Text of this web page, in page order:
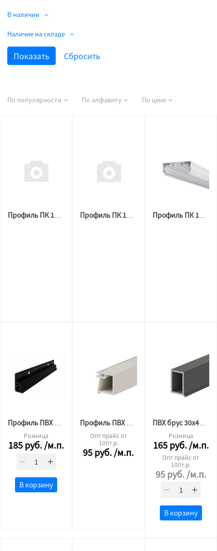
В наличии
Наличие на складе
По популярности По алфавиту По цене
Профиль ПК 14 гардина 2х рядная (3,2 м) ПВХ
Розница
185руб./м.п.
В корзину
Опт прайс от
100т.р.
95руб./м.п.
ПВХ брус 30х45 (палка 2м)
Розница
165руб./м.п.
Опт прайс от
100т.р.
95руб./м.п.
В корзину